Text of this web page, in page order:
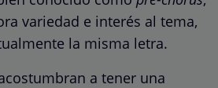
variedad e interés al tema,
la misma letra.
a tener una